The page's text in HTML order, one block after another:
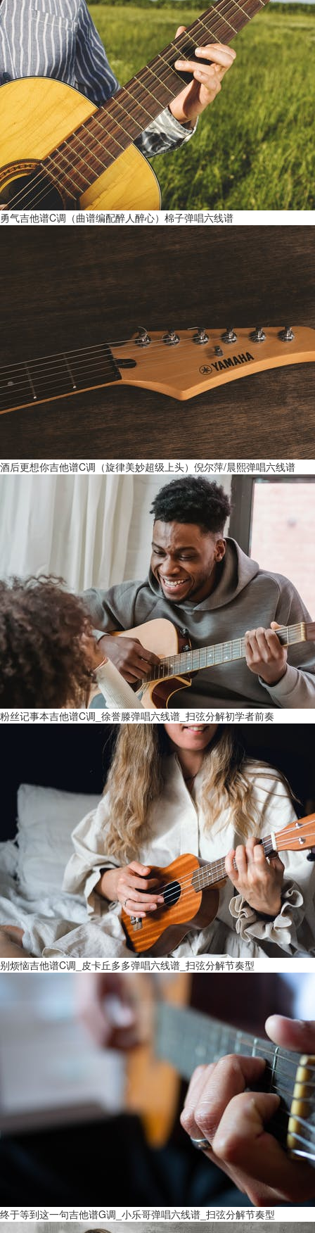
勇气吉他谱C调（曲谱编配醉人醉心）棉子弹唱六线谱
酒后更想你吉他谱C调（旋律美妙超级上头）倪尔萍/晨熙弹唱六线谱
粉丝记事本吉他谱C调_徐誉滕弹唱六线谱_扫弦分解初学者前奏
别烦恼吉他谱C调_皮卡丘多多弹唱六线谱_扫弦分解节奏型
终于等到这一句吉他谱G调_小乐哥弹唱六线谱_扫弦分解节奏型